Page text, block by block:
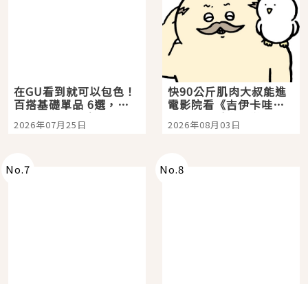
在GU看到就可以包色！
百搭基礎單品 6選，閉
眼全收也不心疼
2026年07月25日
快90公斤肌肉大叔能進
電影院看《吉伊卡哇》
嗎？日本重金屬樂團
「打首」會長與nagano
2026年08月03日
No.7 No.8